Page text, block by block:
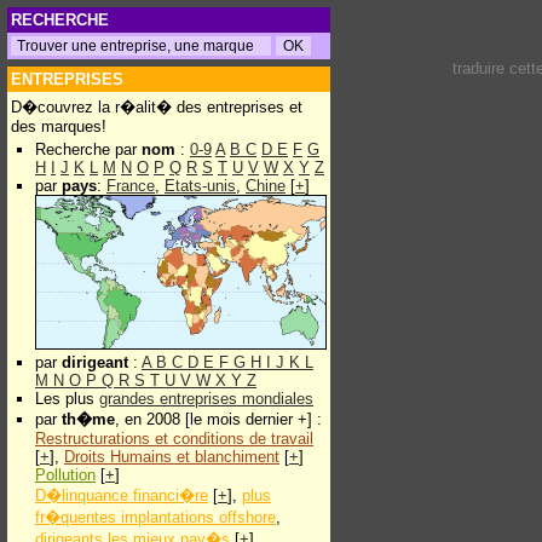
RECHERCHE
ENTREPRISES
D�couvrez la r�alit� des entreprises et
des marques!
Recherche par nom : 0-9 A B C D E F G
H
J K L M N O P Q R S T U V W X Y Z
par pays: France, Etats-unis, Chine [+]
par dirigeant: A B C D E F G H J K L
M N O P Q R S T U V W X Y Z
Les plus grandes entreprises mondiales
par th�me, en 2008 [le mois dernier +] :
Restructurations et conditions de travail
[+], Droits Humains et blanchiment [+]
Pollution [+]
D�linquance financi�re [+], plus
fr�quentes implantations offshore,
traduire